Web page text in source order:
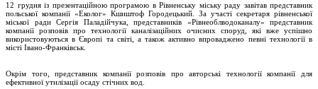
12 грудня із презентаційною програмою в Рівненську міську раду завітав представник
польської компанії «Еколог» Кшиштоф Городецький. За участі секретаря рівненської
міської ради Сергія Паладійчука, представників «Рівнеоблводоканалу» представник
компанії розповів про технології каналізаційних очисних споруд, які вже успішно
використовуються в Європі та світі, а також активно впроваджено певні технології в
місті Івано-Франківськ.
Окрім того, представник компанії розповів про авторські технології компанії для
ефективної утилізації осаду стічних вод.